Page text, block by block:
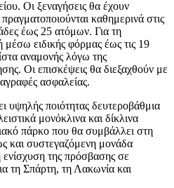
Οι ξεναγήσεις θα έχουν
καθημερινά στις
έως 25 ατόμων. Για τη
μέσω ειδικής φόρμας έως τις 19
αναμονής λόγω της
Οι επισκέψεις θα διεξαχθούν με
ασφαλείας.
υψηλής ποιότητας δευτεροβάθμια
μονόκλινα και δίκλινα
πάρκο που θα συμβάλλει στη
και συστεγαζόμενη μονάδα
ενίσχυση της πρόσβασης σε
τη Σπάρτη, τη Λακωνία και